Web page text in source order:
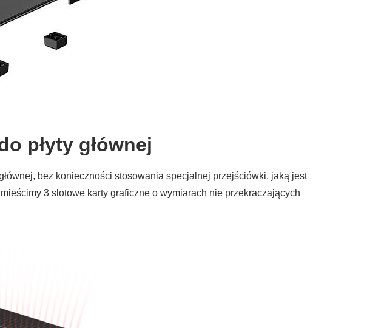
płyty głównej
bez konieczności stosowania specjalnej przejściówki, jaką jest
3 slotowe karty graficzne o wymiarach nie przekraczających